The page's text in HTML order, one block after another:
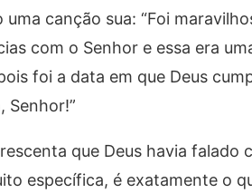
uma canção sua: “Foi
com o Senhor e essa era
foi a data em que Deus
Senhor!”
que Deus havia
específica, é exatamente o